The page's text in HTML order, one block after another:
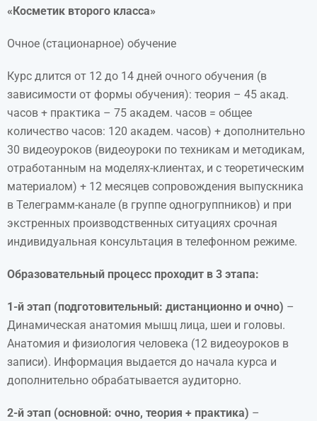
«Косметик второго класса»
Очное (стационарное) обучение
Курс длится от 12 до 14 дней очного обучения (в
зависимости от формы обучения): теория – 45 акад.
часов + практика – 75 академ. часов = общее
количество часов: 120 академ. часов) + дополнительно
30 видеоуроков (видеоуроки по техникам и методикам,
отработанным на моделях-клиентах, и с теоретическим
материалом) + 12 месяцев сопровождения выпускника
в Телеграмм-канале (в группе одногруппников) и при
экстренных производственных ситуациях срочная
индивидуальная консультация в телефонном режиме.
Образовательный процесс проходит в 3 этапа:
1-й этап (подготовительный: дистанционно и очно) –
Динамическая анатомия мышц лица, шеи и головы.
Анатомия и физиология человека (12 видеоуроков в
записи). Информация выдается до начала курса и
дополнительно обрабатывается аудиторно.
2-й этап (основной: очно, теория + практика) –